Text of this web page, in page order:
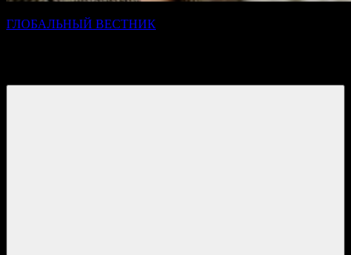
ГЛОБАЛЬНЫЙ ВЕСТНИК